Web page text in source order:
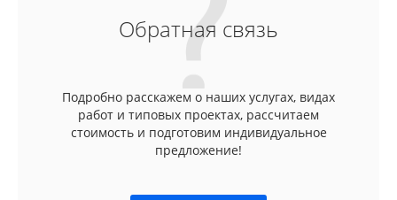
Обратная связь
Подробно расскажем о наших услугах, видах
работ и типовых проектах, рассчитаем
стоимость и подготовим индивидуальное
предложение!